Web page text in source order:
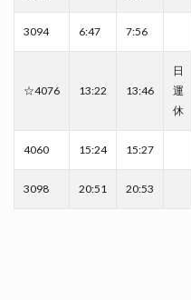
3094 6:47 7:56
☆4076 13:22 13:46
日
運
休
4060 15:24 15:27
3098 20:51 20:53